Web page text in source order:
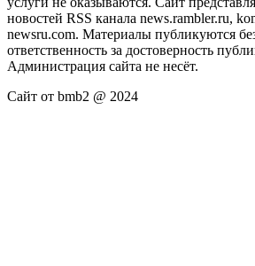
новостей RSS канала news.rambler.ru,
newsru.com. Материалы публикуются
ответственность за достоверность
Администрация сайта не несёт.
Сайт от bmb2 @ 2024